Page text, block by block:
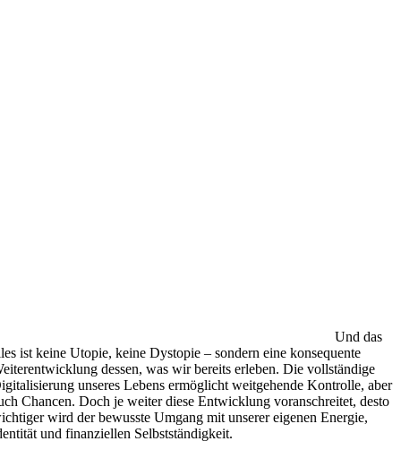
Und das
ist keine Utopie, keine Dystopie – sondern eine konsequente
dessen, was wir bereits erleben. Die vollständige
unseres Lebens ermöglicht weitgehende Kontrolle, aber
Chancen. Doch je weiter diese Entwicklung voranschreitet, desto
wird der bewusste Umgang mit unserer eigenen Energie,
und finanziellen Selbstständigkeit.